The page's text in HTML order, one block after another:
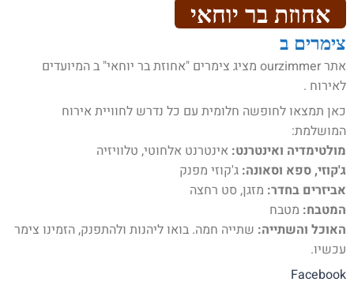
אחוזת בר יוחאי
צימרים ב
אתר ourzimmer מציג צימרים "אחוזת בר יוחאי" ב המיועדים
לאירוח .
כאן תמצאו לחופשה חלומית עם כל נדרש לחוויית אירוח
המושלמת:
מולטימדיה ואינטרנט: אינטרנט אלחוטי, טלוויזיה
ג'קוזי, ספא וסאונה: ג'קוזי מפנק
אביזרים בחדר: מזגן, סט רחצה
המטבח: מטבח
האוכל והשתייה: שתייה חמה. בואו ליהנות ולהתפנק, הזמינו צימר
עכשיו.
Facebook